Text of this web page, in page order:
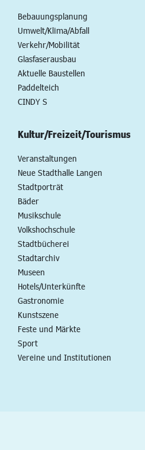
Bebauungsplanung
Umwelt/Klima/Abfall
Verkehr/Mobilität
Glasfaserausbau
Aktuelle Baustellen
Paddelteich
CINDY S
Kultur/Freizeit/Tourismus
Veranstaltungen
Neue Stadthalle Langen
Stadtporträt
Bäder
Musikschule
Volkshochschule
Stadtbücherei
Stadtarchiv
Museen
Hotels/Unterkünfte
Gastronomie
Kunstszene
Feste und Märkte
Sport
Vereine und Institutionen